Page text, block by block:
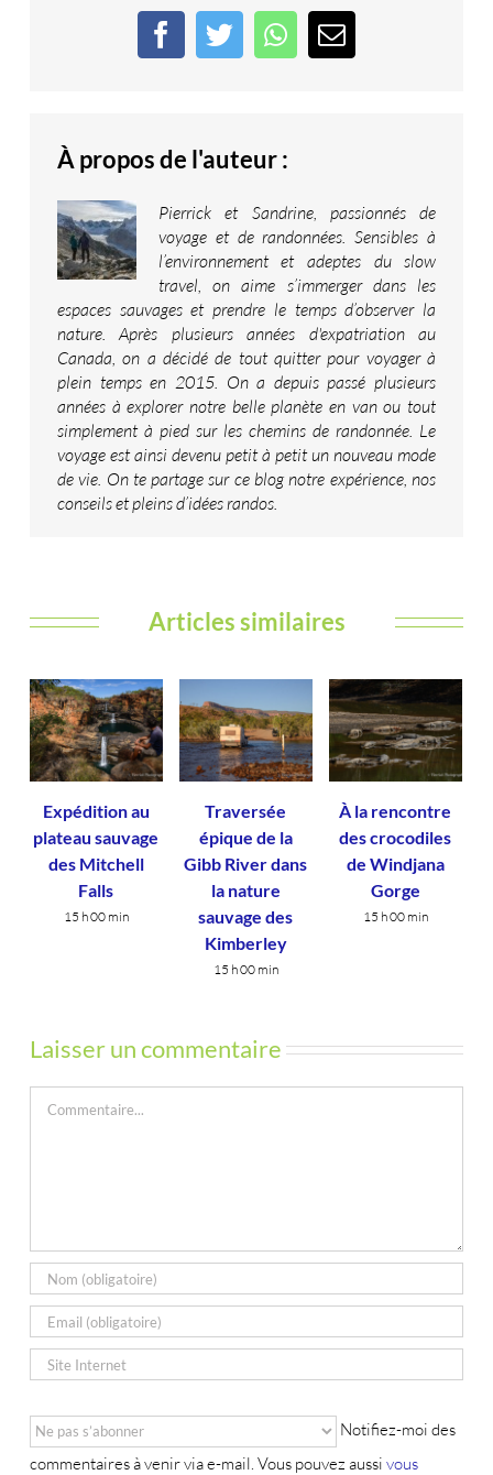
Facebook
TwitterWhatsApp
Email
À propos de l'auteur :
Pierrick et Sandrine, passionnés de
voyage et de randonnées. Sensibles à
l’environnement et adeptes du slow
travel, on aime s’immerger dans les
espaces sauvages et prendre le temps d’observer la
nature. Après plusieurs années d'expatriation au
Canada, on a décidé de tout quitter pour voyager à
plein temps en 2015. On a depuis passé plusieurs
années à explorer notre belle planète en van ou tout
simplement à pied sur les chemins de randonnée. Le
voyage est ainsi devenu petit à petit un nouveau mode
de vie. On te partage sur ce blog notre expérience, nos
conseils et pleins d’idées randos.
Articles similaires
Expédition au
plateau sauvage
des Mitchell
Falls
15 h 00 min
Traversée
épique de la
Gibb River dans
la nature
sauvage des
Kimberley
15 h 00 min
À la rencontre
des crocodiles
de Windjana
Gorge
15 h 00 min
Laisser un commentaire
Commentaire
Notifiez-moi des
commentaires à venir via e-mail. Vous pouvez aussi vous